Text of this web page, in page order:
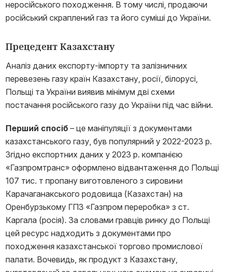
неросійського походження. В тому числі, продаючи
російський скраплений газ та його суміші до України.
Прецедент Казахстану
Аналіз даних експорту-імпорту та залізничних
перевезень газу країн Казахстану, росії, білорусі,
Польщі та України виявив мінімум дві схеми
постачання російського газу до України під час війни.
Перший спосіб – це маніпуляції з документами
казахстанського газу, був популярний у 2022-2023 р.
Згідно експортних даних у 2023 р. компанією
«Газпромтранс» оформлено відвантаження до Польщі
107 тис. т пропану виготовленого з сировини
Карачаганакського родовища (Казахстан) на
Оренбурзькому ГПЗ «Газпром переробка» з ст.
Каргала (росія). За словами гравців ринку до Польщі
цей ресурс надходить з документами про
походження казахстанської торгово промислової
палати. Вочевидь, як продукт з Казахстану,